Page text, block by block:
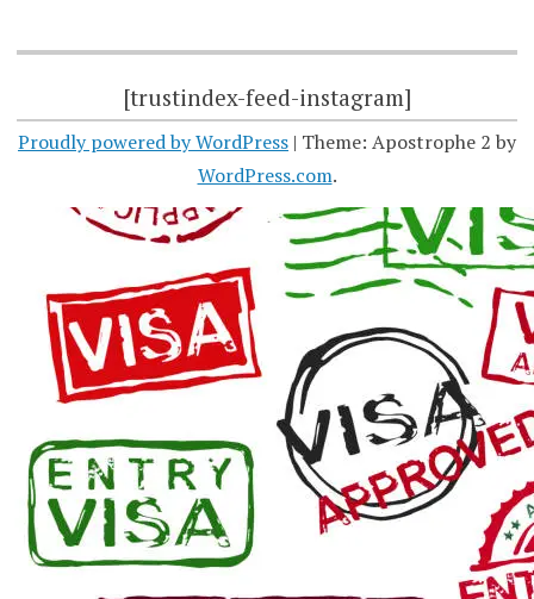
[trustindex-feed-instagram]
Proudly powered by WordPress | Theme: Apostrophe 2 by
WordPress.com.